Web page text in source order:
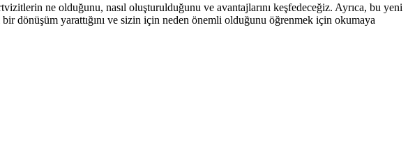
ne olduğunu, nasıl oluşturulduğunu ve avantajlarını keşfedeceğiz. Ayrıca, bu yeni
dönüşüm yarattığını ve sizin için neden önemli olduğunu öğrenmek için okumaya